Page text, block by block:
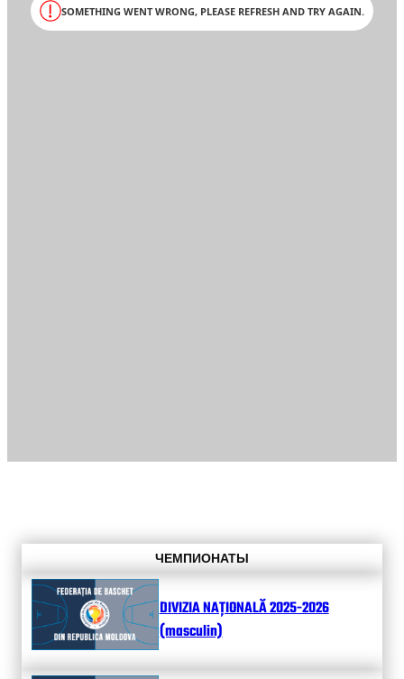
ЧЕМПИОНАТЫ
DIVIZIA NAȚIONALĂ 2025-2026
(masculin)